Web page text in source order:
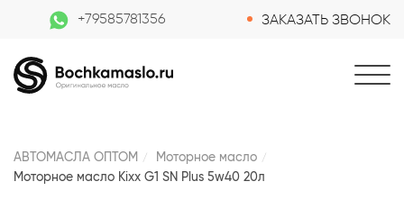
+79585781356 ЗАКАЗАТЬ ЗВОНОК
АВТОМАСЛА ОПТОМ
Моторное масло
Моторное масло Kixx G1 SN Plus 5w40 20л